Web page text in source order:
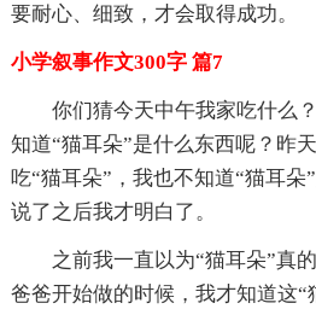
要耐心、细致，才会取得成功。
小学叙事作文300字 篇7
你们猜今天中午我家吃什么
知道“猫耳朵”是什么东西呢？昨
吃“猫耳朵”，我也不知道“猫耳
说了之后我才明白了。
之前我一直以为“猫耳朵”真
爸爸开始做的时候，我才知道这“